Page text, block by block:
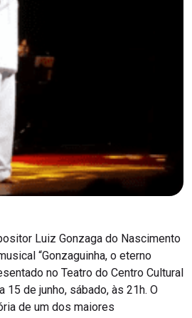
Luiz Gonzaga do Nascimento
“Gonzaguinha, o eterno
no Teatro do Centro Cultural
15 de junho, sábado, às 21h. O
de um dos maiores